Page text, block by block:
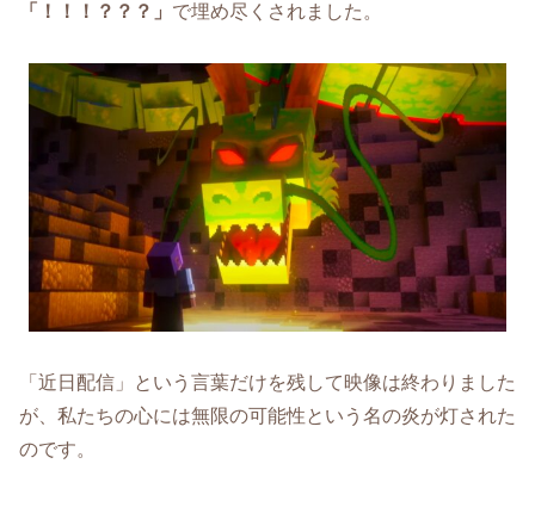
「！！！？？？」 で埋め尽くされました。
「近日配信」という言葉だけを残して映像は終わりました
が、私たちの心には無限の可能性という名の炎が灯された
のです。